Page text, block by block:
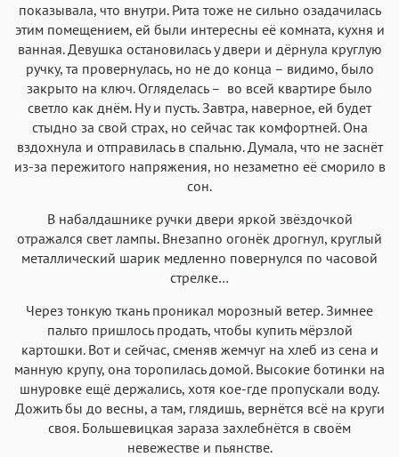
показывала, что внутри. Рита тоже не сильно озадачилась
этим помещением, ей были интересны её комната, кухня и
ванная. Девушка остановилась у двери и дёрнула круглую
ручку, та провернулась, но не до конца – видимо, было
закрыто на ключ. Огляделась – во всей квартире было
светло как днём. Ну и пусть. Завтра, наверное, ей будет
стыдно за свой страх, но сейчас так комфортней. Она
вздохнула и отправилась в спальню. Думала, что не заснёт
из-за пережитого напряжения, но незаметно её сморило в
сон.
В набалдашнике ручки двери яркой звёздочкой
отражался свет лампы. Внезапно огонёк дрогнул, круглый
металлический шарик медленно повернулся по часовой
стрелке…
Через тонкую ткань проникал морозный ветер. Зимнее
пальто пришлось продать, чтобы купить мёрзлой
картошки. Вот и сейчас, сменяв жемчуг на хлеб из сена и
манную крупу, она торопилась домой. Высокие ботинки на
шнуровке ещё держались, хотя кое-где пропускали воду.
Дожить бы до весны, а там, глядишь, вернётся всё на круги
своя. Большевицкая зараза захлебнётся в своём
невежестве и пьянстве.